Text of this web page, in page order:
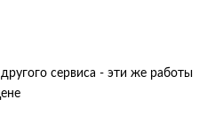
другого сервиса - эти же работы